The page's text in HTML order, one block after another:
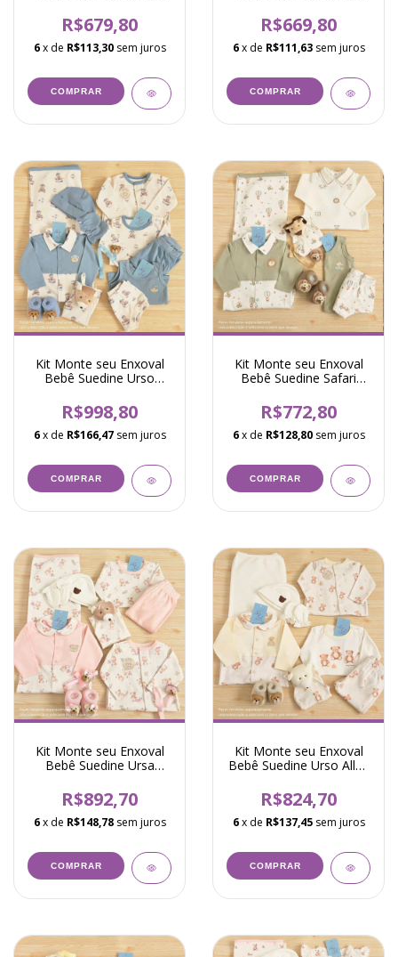
R$679,80
6 x de R$113,30 sem juros
COMPRAR
R$669,80
6 x de R$111,63 sem juros
COMPRAR
Kit Monte seu Enxoval
Bebê Suedine Urso
R$998,80
6 x de R$166,47 sem juros
COMPRAR
Kit Monte seu Enxoval
Bebê Suedine Safari
R$772,80
6 x de R$128,80 sem juros
COMPRAR
Kit Monte seu Enxoval
Bebê Suedine Ursa
R$892,70
6 x de R$148,78 sem juros
COMPRAR
Kit Monte seu Enxoval
Bebê Suedine Urso Allyn
R$824,70
6 x de R$137,45 sem juros
COMPRAR